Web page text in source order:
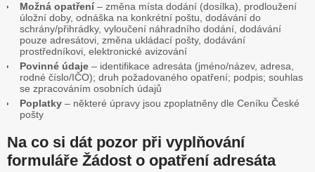
Možná opatření– změna místa dodání (dosílka), prodloužení
úložní doby, odnáška na konkrétní poštu, dodávání do
schrány/přihrádky, vyloučení náhradního dodání, dodávání
pouze adresátovi, změna ukládací pošty, dodávání
prostředníkovi, elektronické avizování
Povinné údaje – identifikace adresáta (jméno/název, adresa,
rodné číslo/IČO); druh požadovaného opatření; podpis; souhlas
se zpracováním osobních údajů
Poplatky – některé úpravy jsou zpoplatněny dle Ceníku České
pošty
Na co si dát pozor při vyplňování
formuláře Žádost o opatření adresáta